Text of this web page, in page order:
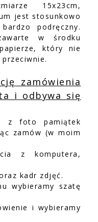
15x23cm,
jest stosunkowo
podręczny.
w środku
który nie
zamówienia
i odbywa się
z foto pamiątek
zamów (w moim
z komputera,
kadr zdjęć.
wybieramy szatę
i wybieramy